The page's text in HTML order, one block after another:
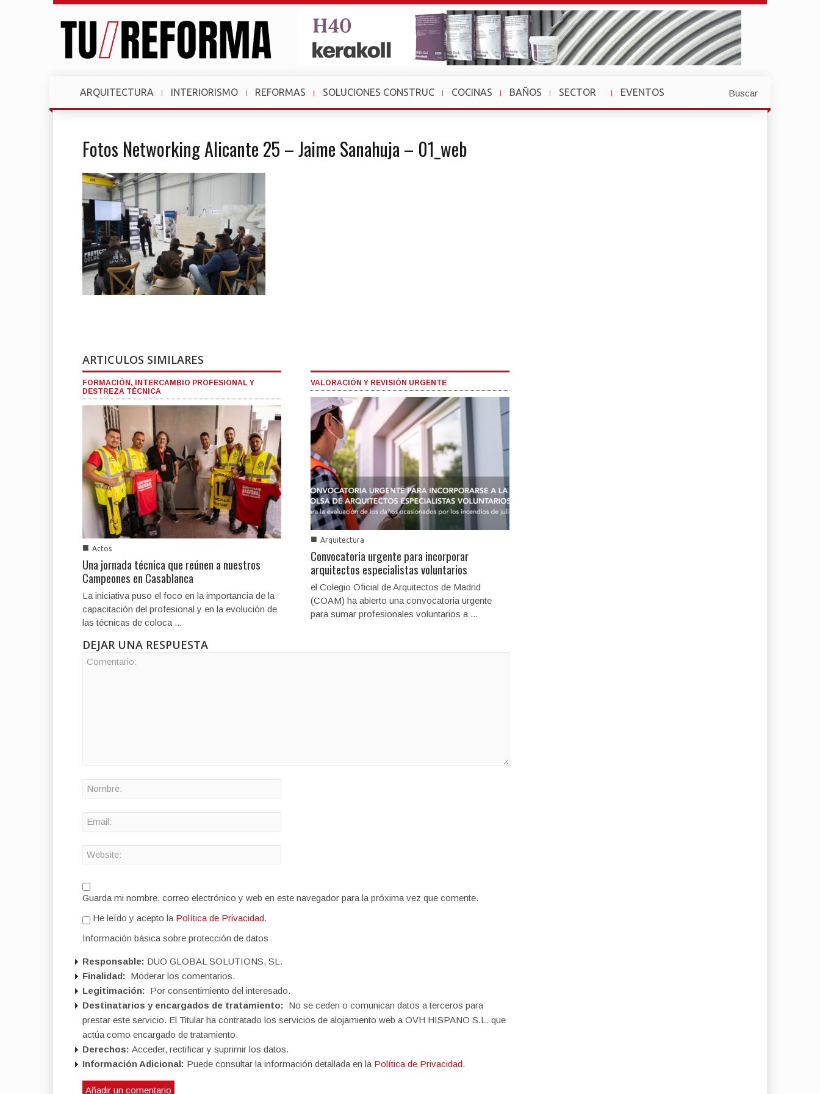
ARQUITECTURA INTERIORISMO REFORMAS SOLUCIONES CONSTRUC COCINAS BAÑOS
SECTOR
»
EVENTOS
»
Buscar
Fotos Networking Alicante 25 – Jaime Sanahuja – 01_web
ARTICULOS SIMILARES
FORMACIÓN, INTERCAMBIO PROFESIONAL Y
DESTREZA TÉCNICA
■ Actos
Una jornada técnica que reúnen a nuestros
Campeones en Casablanca
La iniciativa puso el foco en la importancia de la
capacitación del profesional y en la evolución de
las técnicas de coloca ...
VALORACIÓN Y REVISIÓN URGENTE
■ Arquitectura
Convocatoria urgente para incorporar
arquitectos especialistas voluntarios
el Colegio Oficial de Arquitectos de Madrid
(COAM) ha abierto una convocatoria urgente
para sumar profesionales voluntarios a ...
DEJAR UNA RESPUESTA
Guarda mi nombre, correo electrónico y web en este navegador para la próxima vez que comente.
He leído y acepto la Política de Privacidad.
Información básica sobre protección de datos
Responsable: DUO GLOBAL SOLUTIONS, SL.
Finalidad: Moderar los comentarios.
Legitimación: Por consentimiento del interesado.
Destinatarios y encargados de tratamiento: No se ceden o comunican datos a terceros para
prestar este servicio. El Titular ha contratado los servicios de alojamiento web a OVH HISPANO S.L. que
actúa como encargado de tratamiento.
Derechos: Acceder, rectificar y suprimir los datos.
Información Adicional: Puede consultar la información detallada en la Política de Privacidad.